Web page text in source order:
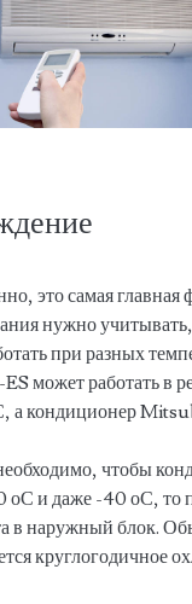
это самая
нужно
при разных
может работать в
а кондиционер
чтобы
оС и даже -40 оС, то
в наружный блок.
круглогодичное